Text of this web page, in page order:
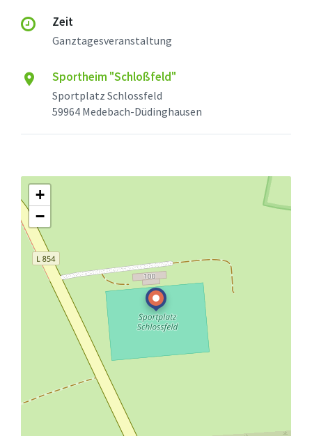
Zeit
Ganztagesveranstaltung
Sportheim "Schloßfeld"
Sportplatz Schlossfeld
59964 Medebach-Düdinghausen
+
−